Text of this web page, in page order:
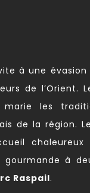
à une
de l’Orient.
marie les
de la région.
à
Raspail.